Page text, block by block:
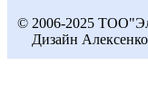
© 2006-2025
Дизайн